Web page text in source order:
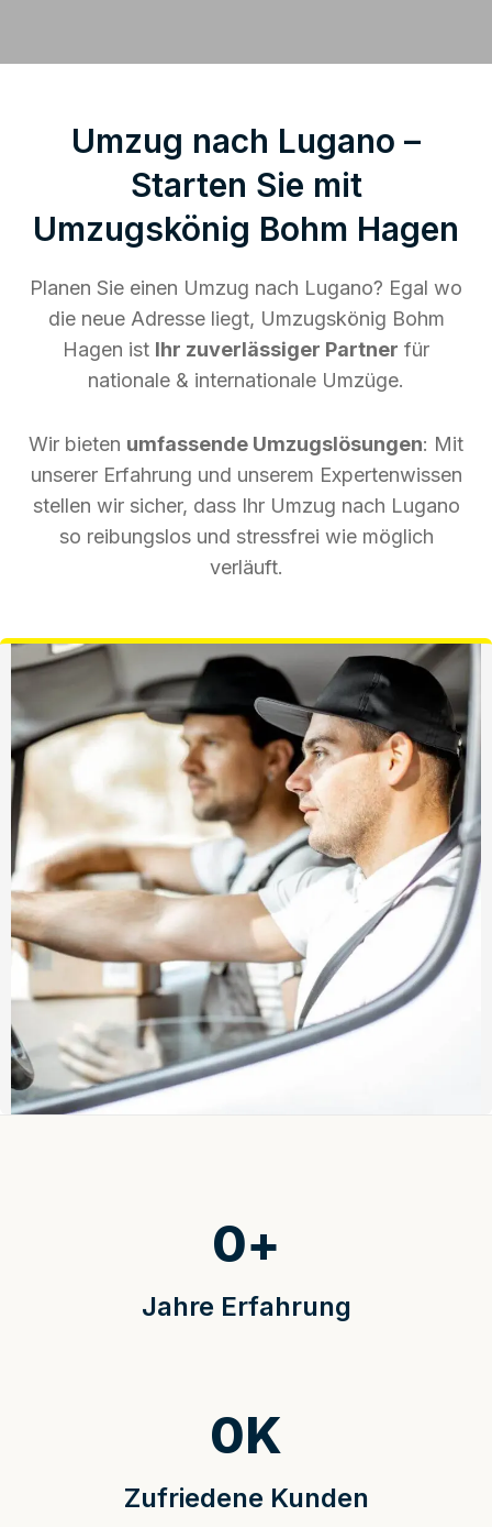
Umzug nach Lugano –
Starten Sie mit
Umzugskönig Bohm Hagen
Planen Sie einen Umzug nach Lugano? Egal wo
die neue Adresse liegt, Umzugskönig Bohm
Hagen ist Ihr zuverlässiger Partner für
nationale & internationale Umzüge.
Wir bieten umfassende Umzugslösungen: Mit
unserer Erfahrung und unserem Expertenwissen
stellen wir sicher, dass Ihr Umzug nach Lugano
so reibungslos und stressfrei wie möglich
verläuft.
Jahre Erfahrung
0+
Zufriedene Kunden
0K